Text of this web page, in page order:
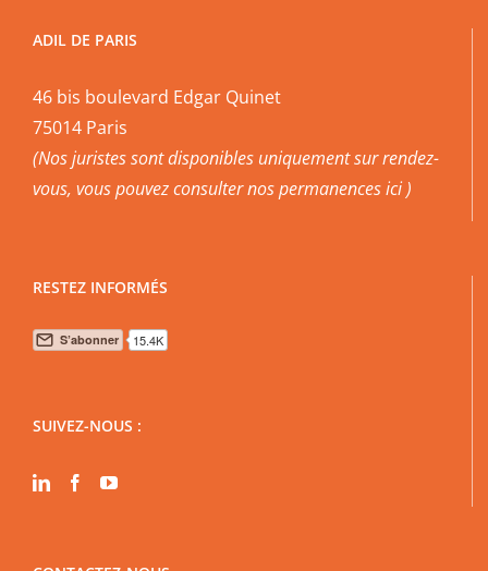
ADIL DE PARIS
46 bis boulevard Edgar Quinet
75014 Paris
(Nos juristes sont disponibles uniquement sur rendez-
vous, vous pouvezconsulter nos permanences ici )
RESTEZ INFORMÉS
SUIVEZ-NOUS :